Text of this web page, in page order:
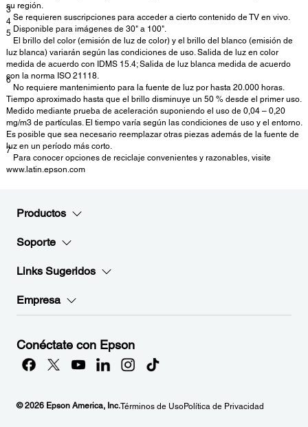
su región.
3
Se requieren suscripciones para acceder a cierto contenido de TV en vivo.
4
Disponible para imágenes de 30" a 100".
5
El brillo del color (emisión de luz de color) y el brillo del blanco (emisión de
luz blanca) variarán según las condiciones de uso. Salida de luz en color
medida de acuerdo con IDMS 15.4; Salida de luz blanca medida de acuerdo
con la norma ISO 21118.
6
No requiere mantenimiento para la fuente de luz por hasta 20.000 horas.
Tiempo aproximado hasta que el brillo disminuye un 50 % desde el primer uso.
Medido mediante prueba de aceleración suponiendo el uso de 0,04 – 0,20
mg/m3 de partículas. El tiempo varía según las condiciones de uso y el entorno.
Es posible que sea necesario reemplazar otras piezas además de la fuente de
luz en un período más corto.
7
Para conocer opciones de reciclaje convenientes y razonables, visite
www.latin.epson.com
Productos
Soporte
Links Sugeridos
Empresa
Conéctate con Epson
© 2026 Epson America, Inc.Términos de UsoPolítica de Privacidad